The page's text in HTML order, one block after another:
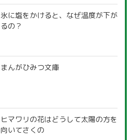
氷に塩をかけると、なぜ温度が下が
るの？
まんがひみつ文庫
ヒマワリの花はどうして太陽の方を
向いてさくの